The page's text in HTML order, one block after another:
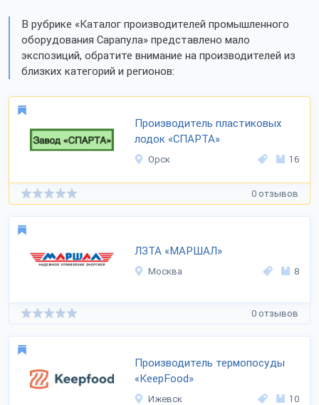
В рубрике «Каталог производителей промышленного
оборудования Сарапула» представлено мало
экспозиций, обратите внимание на производителей из
близких категорий и регионов:
Производитель пластиковых
лодок «СПАРТА»
Орск 16
0 отзывов
ЛЗТА «МАРШАЛ»
Москва 8
0 отзывов
Производитель термопосуды
«KeepFood»
Ижевск 10